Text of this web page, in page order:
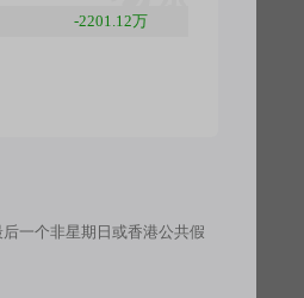
-2201.12万
一个非星期日或香港公共假